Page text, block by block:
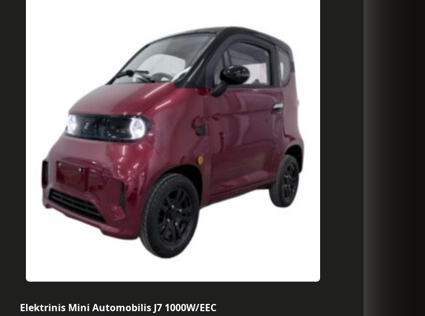
Elektrinis Mini Automobilis J7 1000W/EEC